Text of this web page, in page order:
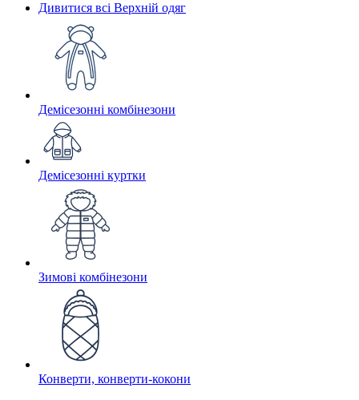
Дивитися всі Верхній одяг
Демісезонні комбінезони
Демісезонні куртки
Зимові комбінезони
Конверти, конверти-кокони